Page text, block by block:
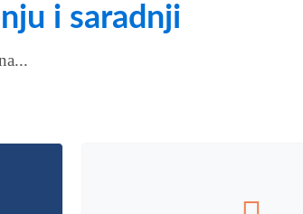
i saradnji